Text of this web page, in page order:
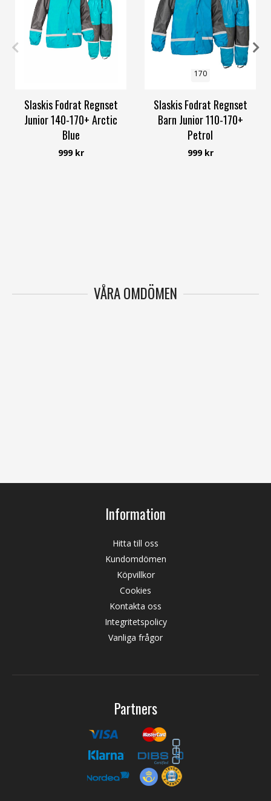
Slaskis Fodrat Regnset
Junior 140-170+ Arctic
Blue
Slaskis
999 kr
110 120 130 140
160
170
Slaskis Fodrat Regnset
Barn Junior 110-170+
Petrol
Slaskis
999 kr
VÅRA OMDÖMEN
Information
Hitta till oss
Kundomdömen
Köpvillkor
Cookies
Kontakta oss
Integritetspolicy
Vanliga frågor
Partners